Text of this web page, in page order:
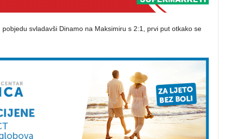
svladavši Dinamo na Maksimiru s 2:1, prvi put otkako se